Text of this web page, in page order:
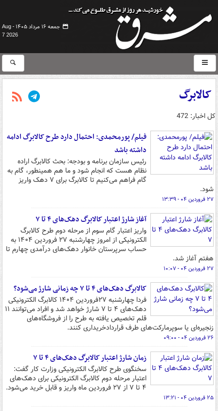
جمعه ۱۶ مرداد ۱۴۰۵ -
Aug
7 2026
کالابرگ
کل اخبار: 472
فیلم/ پورمحمدی: احتمال دارد طرح کالابرگ ادامه
داشته باشد
رئیس سازمان برنامه و بودجه: بحث کالابرگ اراده
نظام هست که انجام شود و ما هم همینطور، گام به
گام فراهم می‌کنیم تا کالابرگ برای ۷ دهک واریز
شود.
۲۷ فروردین ۰۴ - ۱۳:۳۹
آغاز شارژ اعتبار کالابرگ دهک‌های ۴ تا ۷
واریز اعتبار گام سوم از مرحله دوم طرح کالابرگ
الکترونیکی از امروز چهارشنبه ۲۷ فروردین ۱۴۰۴ به
حساب سرپرستان خانوار دهک‌های درآمدی چهارم تا
هفتم آغاز شد.
۲۷ فروردین ۰۴ - ۱۰:۰۷
کالابرگ دهک‌های ۴ تا ۷ چه زمانی شارژ می‌شود؟
فردا چهارشنبه ۲۷فروردین ۱۴۰۴ کالابرگ الکترونیکی
دهک‌های ۴ تا ۷ شارژ خواهد شد و افراد می‌توانند ۱۱
قلم تخصیص یافته به طرح را از فروشگاه‌های
زنجیره‌ای یا سوپرمارکت‌های طرف قراردادخریداری کنند.
۲۶ فروردین ۰۴ - ۰۹:۰۰
زمان شارژ اعتبار کالابرگ دهک‌های ۴ تا ۷
سخنگوی طرح کالابرگ الکترونیکی وزارت کار گفت:
اعتبار مرحله دوم کالابرگ الکترونیکی برای دهک‌های
۴ تا ۷ از ۲۷ فروردین ماه واریز و قابل خرید می‌شود.
۲۵ فروردین ۰۴ - ۱۳:۲۱